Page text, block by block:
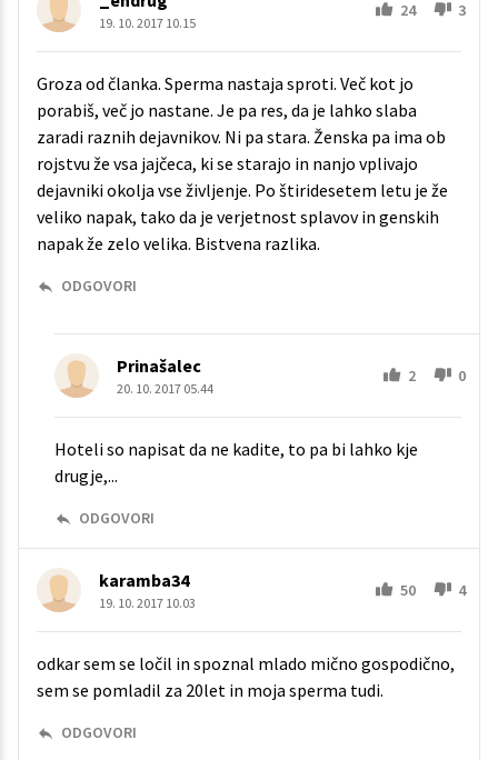
19. 10. 2017 10.15
24 3
Groza od članka. Sperma nastaja sproti. Več kot jo
porabiš, več jo nastane. Je pa res, da je lahko slaba
zaradi raznih dejavnikov. Ni pa stara. Ženska pa ima ob
rojstvu že vsa jajčeca, ki se starajo in nanjo vplivajo
dejavniki okolja vse življenje. Po štiridesetem letu je že
veliko napak, tako da je verjetnost splavov in genskih
napak že zelo velika. Bistvena razlika.
ODGOVORI
Prinašalec
20. 10. 2017 05.44
2 0
Hoteli so napisat da ne kadite, to pa bi lahko kje
drugje,...
ODGOVORI
karamba34
19. 10. 2017 10.03
50 4
odkar sem se ločil in spoznal mlado mično gospodično,
sem se pomladil za 20let in moja sperma tudi.
ODGOVORI